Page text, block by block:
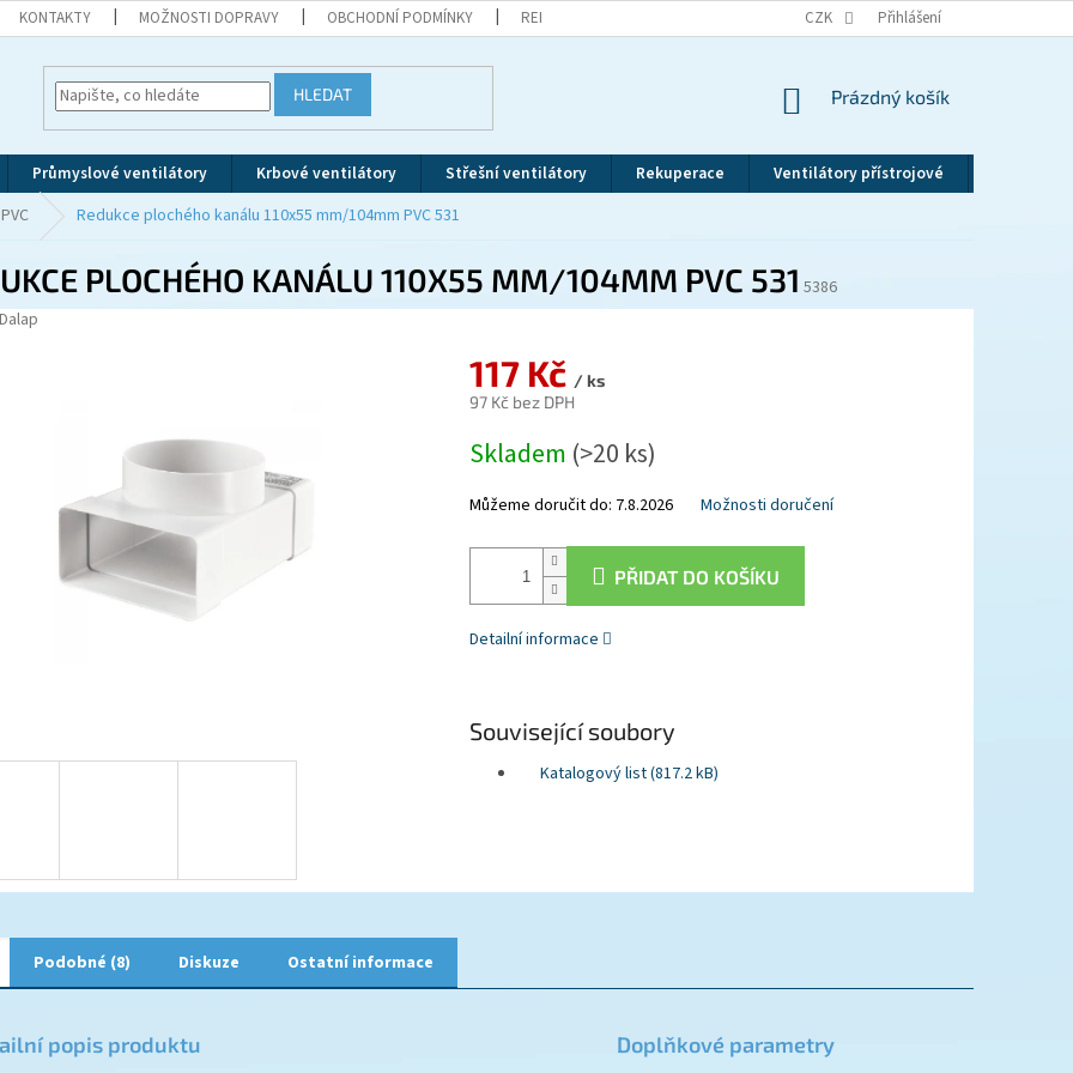
KONTAKTY MOŽNOSTI DOPRAVY OBCHODNÍ PODMÍNKY REKLAMAČNÍ ŘÁD ZÁSADY OCHRANY OSOBNÍCH
CZK Přihlášení
HLEDAT
NÁKUPNÍ
Prázdný košík
Průmyslové ventilátory Krbové ventilátory Střešní ventilátory Rekuperace Ventilátory přístrojové
Redukce plochého kanálu 110x55 mm/104mm PVC 531
PLOCHÉHO KANÁLU 110X55 MM/104MM PVC 531 5386
Dalap
117 Kč / ks
97 Kč bez DPH
cena:
Skladem (>20 ks)
Můžeme doručit do: 7.8.2026 Možnosti doručení
PŘIDAT DO KOŠÍKU
Detailní informace
Související soubory
Katalogový list (817.2 kB)
Podobné (8) Diskuze Ostatní informace
popis produktu
Doplňkové parametry